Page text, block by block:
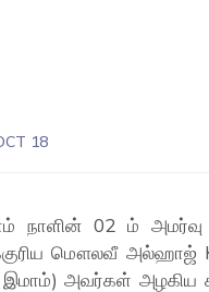
18
நாளின் 02 ம் அமர்வு
மௌலவீ
அவர்கள் அழகிய